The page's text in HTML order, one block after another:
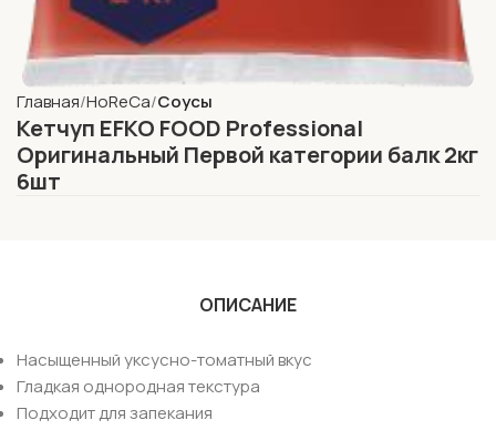
Главная HoReCa Соусы
Кетчуп EFKO FOOD Professional
Оригинальный Первой категории балк 2кг
6шт
ОПИСАНИЕ
Насыщенный уксусно-томатный вкус
Гладкая однородная текстура
Подходит для запекания